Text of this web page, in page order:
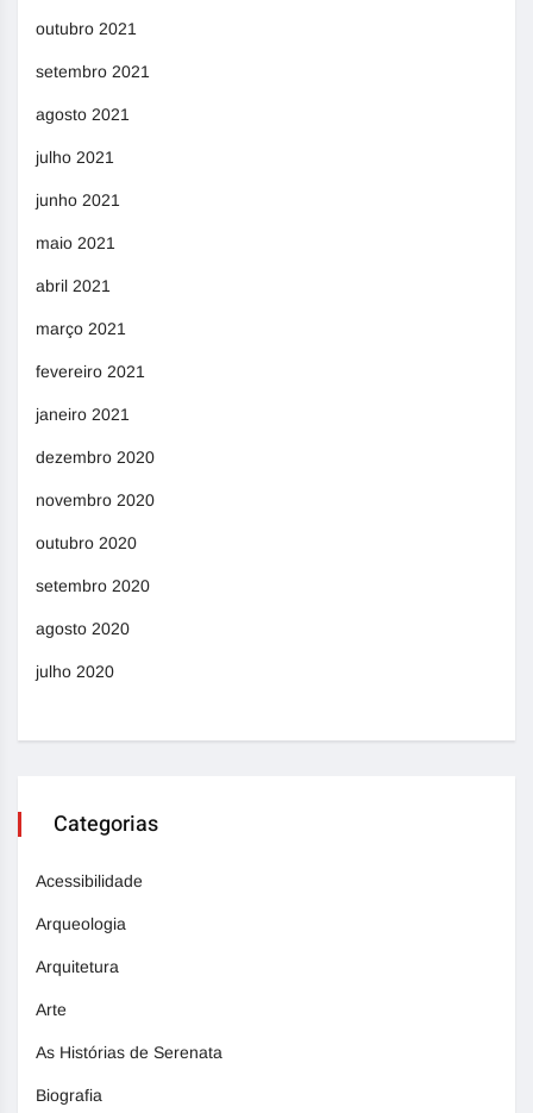
outubro 2021
setembro 2021
agosto 2021
julho 2021
junho 2021
maio 2021
abril 2021
março 2021
fevereiro 2021
janeiro 2021
dezembro 2020
novembro 2020
outubro 2020
setembro 2020
agosto 2020
julho 2020
Categorias
Acessibilidade
Arqueologia
Arquitetura
Arte
As Histórias de Serenata
Biografia